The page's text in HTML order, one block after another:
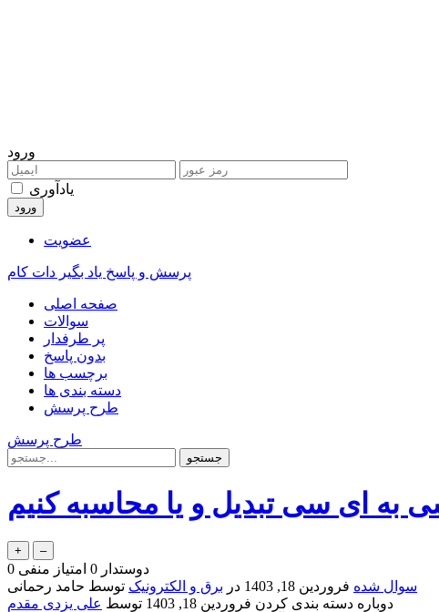
ورود
یادآوری
عضویت
پرسش و پاسخ یاد بگیر دات کام
صفحه اصلی
سوالات
پر طرفدار
بدون پاسخ
برچسب ها
دسته بندی ها
طرح پرسش
طرح پرسش
به ای سی تبدیل و یا محاسبه کنیم
0 دوستدار 0 امتیاز منفی
سوال شده فروردین 18, 1403 در برق و الکترونیک توسط حامد رحمانی
دوباره دسته بندی کردن فروردین 18, 1403 توسط علی یزدی مقدم